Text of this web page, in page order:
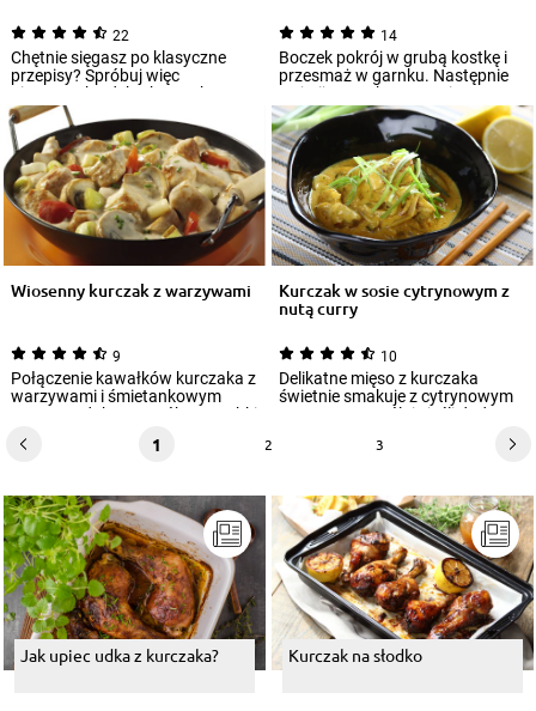
22
Chętnie sięgasz po klasyczne
przepisy? Spróbuj więc
pieczonych udek z kurczaka z
ziemniakami. Żeb...
14
Boczek pokrój w grubą kostkę i
przesmaż w garnku. Następnie
wyjmij z garnka na papierowy
ręcznik...
Wiosenny kurczak z warzywami
9
Połączenie kawałków kurczaka z
warzywami i śmietankowym
sosem to dobry sposób na szybki
Kurczak w sosie cytrynowym z
nutą curry
10
Delikatne mięso z kurczaka
świetnie smakuje z cytrynowym
sosem. Szczególnie jeśli dodasz
1 2 3
Jak upiec udka z kurczaka? Kurczak na słodko